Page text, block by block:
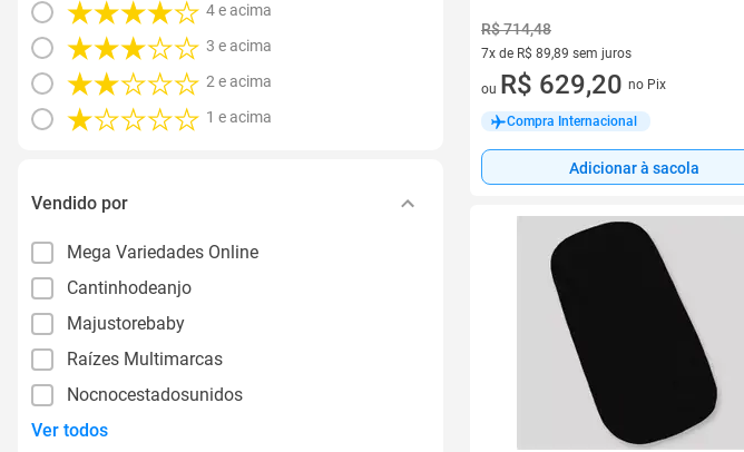
4 e acima
3 e acima
2 e acima
1 e acima
Vendido por
Mega Variedades Online
Cantinhodeanjo
Majustorebaby
Raízes Multimarcas
Nocnocestadosunidos
Ver todos
R$ 714,48
7x de R$ 89,89 sem juros
7 vez de R$ 89,89 sem juros
ou R$ 629,20 no Pix
Compra Internacional
Adicionar à sacola